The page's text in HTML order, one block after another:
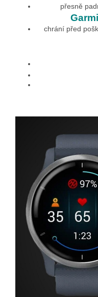
přesně
chrání před